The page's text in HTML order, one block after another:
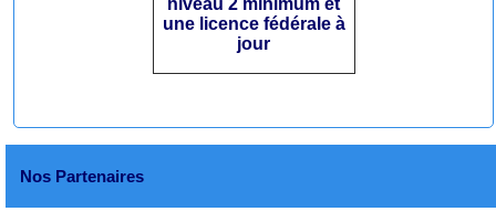
niveau 2 minimum et
une licence fédérale à
jour
Nos Partenaires